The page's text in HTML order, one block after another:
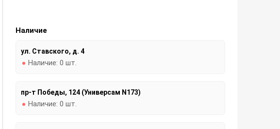
Наличие
ул. Ставского, д. 4
Наличие: 0 шт.
пр-т Победы, 124 (Универсам N173)
Наличие: 0 шт.